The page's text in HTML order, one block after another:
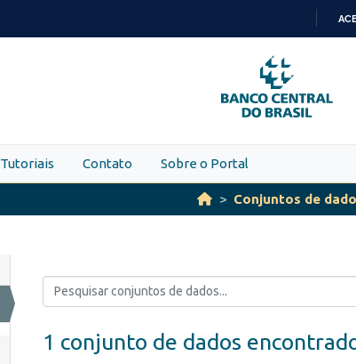
PARA
O
CONTEÚDO
Tutoriais Contato Sobre o Portal
Conjuntos de
1 conjunto de dados